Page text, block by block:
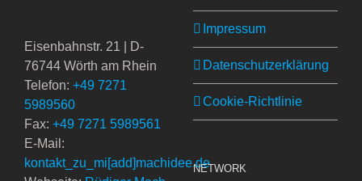
Eisenbahnstr. 21 | D-
76744 Wörth am Rhein
Telefon: +49 7271
5989560
Fax: +49 7271 5989561
E-Mail:
kontakt_zu_mi[add]machidee.de
Impressum
Datenschutzerklärung
Cookie-Richtlinie
NETWORK